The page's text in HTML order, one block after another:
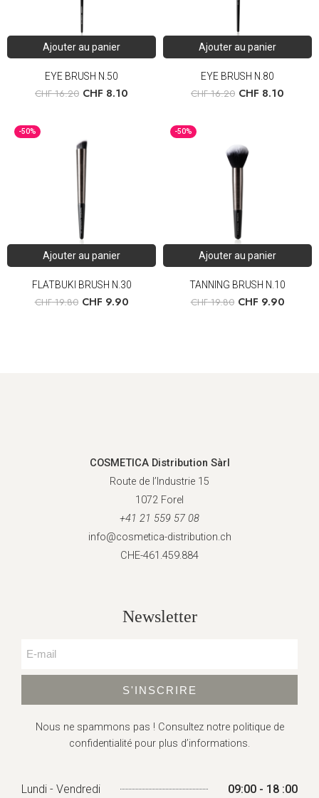
Ajouter au panier
EYE BRUSH N.50
CHF16.20 CHF 8.10
Ajouter au panier
EYE BRUSH N.80
CHF16.20 CHF 8.10
-50%
Ajouter au panier
FLATBUKI BRUSH N.30
CHF19.80 CHF 9.90
-50%
Ajouter au panier
TANNING BRUSH N.10
CHF19.80 CHF 9.90
COSMETICA Distribution Sàrl
Route de l’Industrie 15
1072 Forel
+41 21 559 57 08
info@cosmetica-distribution.ch
CHE-461.459.884
Newsletter
S'INSCRIRE
Nous ne spammons pas ! Consultez notre politique de
confidentialité pour plus d’informations.
Lundi - Vendredi 09:00 - 18 :00